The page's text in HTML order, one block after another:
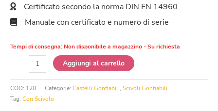
Certificato secondo la norma DIN EN 14960
Manuale con certificato e numero di serie
Tempi di consegna: Non disponibile a magazzino - Su richiesta
Gonfiabile
Mondo
delle
Fiabe
Aggiungi al carrello
COD: 120 Categorie:Castelli Gonfiabili,Scivoli Gonfiabili
Tag:Con Scivolo